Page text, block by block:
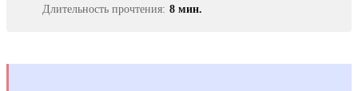
Длительность прочтения: 8 мин.